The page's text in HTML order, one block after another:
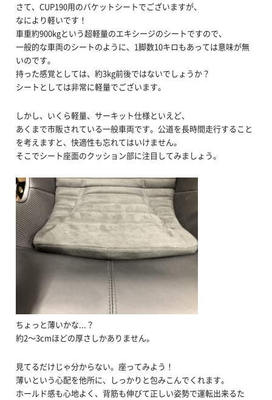
さて、CUP190用のバケットシートでございますが、
なにより軽いです！
車重約900kgという超軽量のエキシージのシートですので、
一般的な車両のシートのように、1脚数10キロもあっては意味が無
いのです。
持った感覚としては、約3kg前後ではないでしょうか？
シートとしては非常に軽量でございます。
しかし、いくら軽量、サーキット仕様といえど、
あくまで市販されている一般車両です。公道を長時間走行すること
を考えますと、快適性も忘れてはいけません。
そこでシート座面のクッション部に注目してみましょう。
ちょっと薄いかな...？
約2～3cmほどの厚さしかありません。
見てるだけじゃ分からない。座ってみよう！
薄いという心配を他所に、しっかりと包みこんでくれます。
ホールド感も心地よく、背筋も伸びて正しい姿勢で運転出来るた